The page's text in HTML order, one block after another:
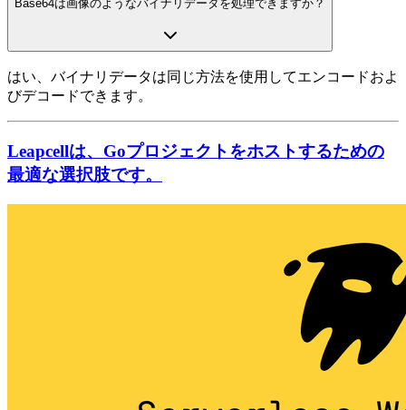
Base64は画像のようなバイナリデータを処理できますか？
はい、バイナリデータは同じ方法を使用してエンコードおよ
びデコードできます。
Leapcellは、Goプロジェクトをホストするための
最適な選択肢です。